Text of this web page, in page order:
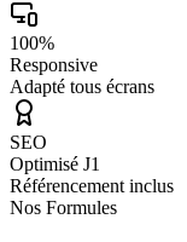
100%
Responsive
Adapté tous écrans
SEO
Optimisé J1
Référencement inclus
Nos Formules